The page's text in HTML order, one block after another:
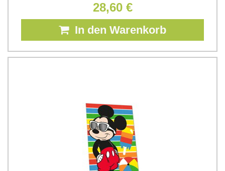
28,60 €
In den Warenkorb